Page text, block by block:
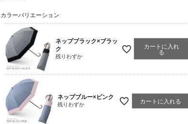
カラーバリエーション
ネップブラック×ブラッ
ク
残りわずか
カートに入れ
る
ネップブルー×ピンク
残りわずか カートに入れる